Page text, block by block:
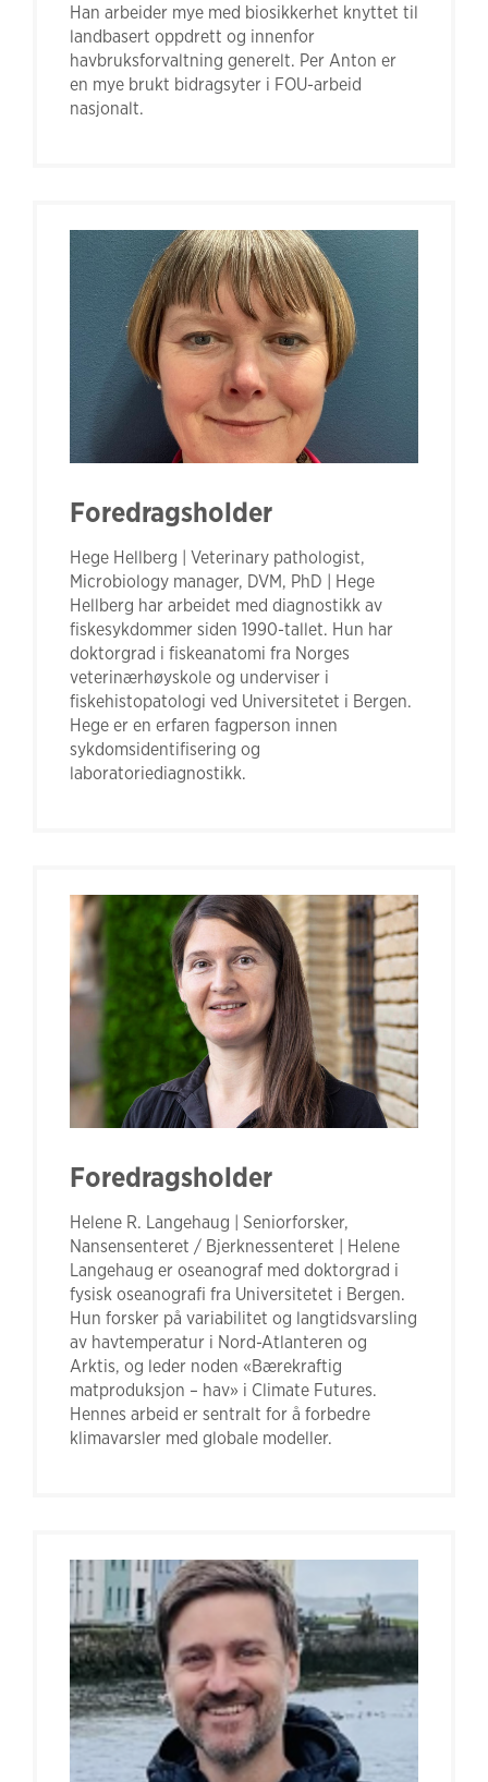
Han arbeider mye med biosikkerhet knyttet til
landbasert oppdrett og innenfor
havbruksforvaltning generelt. Per Anton er
en mye brukt bidragsyter i FOU-arbeid
nasjonalt.
Foredragsholder
Hege Hellberg | Veterinary pathologist,
Microbiology manager, DVM, PhD | Hege
Hellberg har arbeidet med diagnostikk av
fiskesykdommer siden 1990-tallet. Hun har
doktorgrad i fiskeanatomi fra Norges
veterinærhøyskole og underviser i
fiskehistopatologi ved Universitetet i Bergen.
Hege er en erfaren fagperson innen
sykdomsidentifisering og
laboratoriediagnostikk.
Foredragsholder
Helene R. Langehaug | Seniorforsker,
Nansensenteret / Bjerknessenteret | Helene
Langehaug er oseanograf med doktorgrad i
fysisk oseanografi fra Universitetet i Bergen.
Hun forsker på variabilitet og langtidsvarsling
av havtemperatur i Nord-Atlanteren og
Arktis, og leder noden «Bærekraftig
matproduksjon – hav» i Climate Futures.
Hennes arbeid er sentralt for å forbedre
klimavarsler med globale modeller.